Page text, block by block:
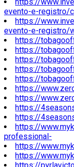
evento-e-registro/
https://
evento-e-registro/
https://
https://
https://
https://
https://
https://
https://
https://
https://
https://
professional-
https://
https://